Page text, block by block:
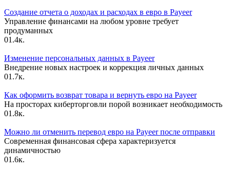
Создание отчета о доходах и расходах в евро в Payeer
Управление финансами на любом уровне требует
продуманных
01.4к.
Изменение персональных данных в Payeer
Внедрение новых настроек и коррекция личных данных
01.7к.
Как оформить возврат товара и вернуть евро на Payeer
На просторах киберторговли порой возникает необходимость
01.8к.
Можно ли отменить перевод евро на Payeer после отправки
Современная финансовая сфера характеризуется
динамичностью
01.6к.